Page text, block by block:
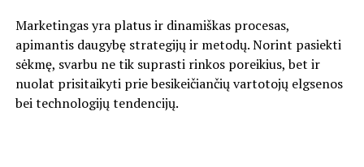
Marketingas yra platus ir dinamiškas procesas,
apimantis daugybę strategijų ir metodų. Norint pasiekti
sėkmę, svarbu ne tik suprasti rinkos poreikius, bet ir
nuolat prisitaikyti prie besikeičiančių vartotojų elgsenos
bei technologijų tendencijų.